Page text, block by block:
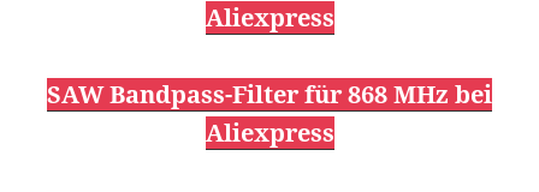
Aliexpress
SAW Bandpass-Filter für 868 MHz bei
Aliexpress